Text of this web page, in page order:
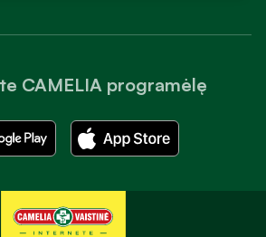
CAMELIA programėlę